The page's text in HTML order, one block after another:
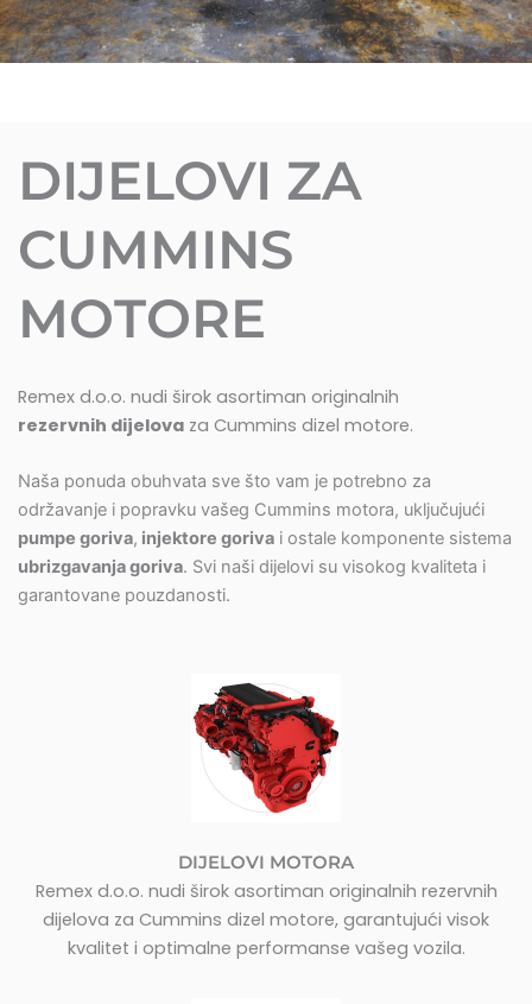
DIJELOVI ZA
CUMMINS
MOTORE
Remex d.o.o. nudi širok asortiman originalnih
rezervnih dijelova za Cummins dizel motore.
Naša ponuda obuhvata sve što vam je potrebno za
održavanje i popravku vašeg Cummins motora, uključujući
pumpe goriva, injektore goriva i ostale komponente sistema
ubrizgavanja goriva. Svi naši dijelovi su visokog kvaliteta i
garantovane pouzdanosti.
DIJELOVI MOTORA
Remex d.o.o. nudi širok asortiman originalnih rezervnih
dijelova za Cummins dizel motore, garantujući visok
kvalitet i optimalne performanse vašeg vozila.